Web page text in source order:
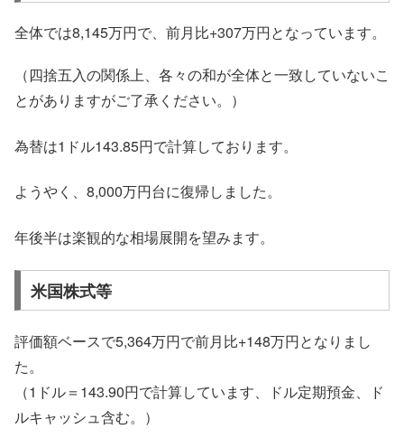
全体では8,145万円で、前月比+307万円となっています。
（四捨五入の関係上、各々の和が全体と一致していないこ
とがありますがご了承ください。）
為替は1ドル143.85円で計算しております。
ようやく、8,000万円台に復帰しました。
年後半は楽観的な相場展開を望みます。
米国株式等
評価額ベースで5,364万円で前月比+148万円となりまし
た。
（1ドル＝143.90円で計算しています、ドル定期預金、ド
ルキャッシュ含む。）